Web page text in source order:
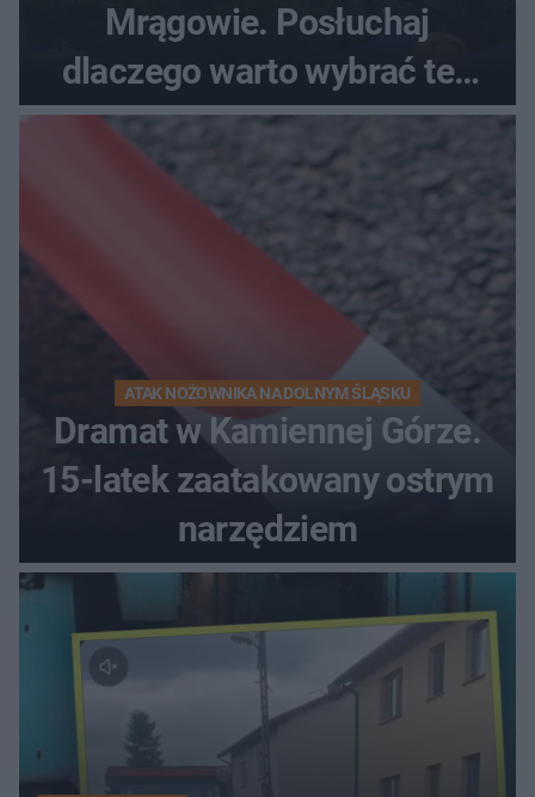
Mrągowie. Posłuchaj
dlaczego warto wybrać ten
kierunek na urlop!
ATAK NOŻOWNIKA NA DOLNYM ŚLĄSKU
Dramat w Kamiennej Górze.
15-latek zaatakowany ostrym
narzędziem